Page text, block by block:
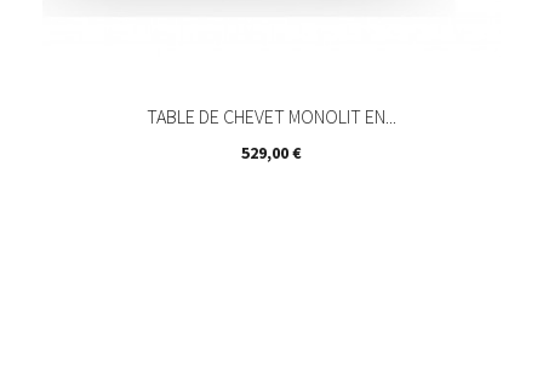
TABLE DE CHEVET MONOLIT EN...
Prix
529,00 €